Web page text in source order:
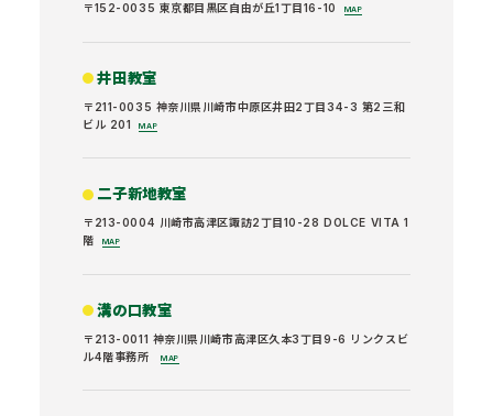
〒152-0035 東京都目黒区自由が丘1丁目16-10 MAP
井田教室
〒211-0035 神奈川県川崎市中原区井田2丁目34-3 第2三和
ビル 201
MAP
二子新地教室
〒213-0004 川崎市高津区諏訪2丁目10-28 DOLCE VITA 1
階
MAP
溝の口教室
〒213-0011 神奈川県川崎市高津区久本3丁目9-6 リンクスビ
ル4階事務所
MAP